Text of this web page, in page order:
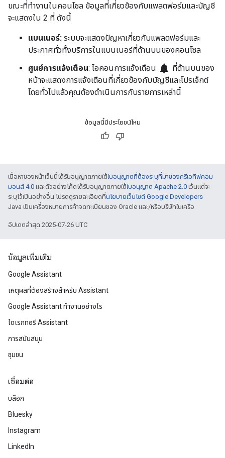
ขณะที่ทำงานในคอนโซล ข้อมูลที่เกี่ยวข้องกับแพลตฟอร์มและบัญชี
จะแสดงใน 2 ที่ ดังนี้
แบนเนอร์: ระบบจะแสดงปัญหาเกี่ยวกับแพลตฟอร์มและ
ประกาศทั่วทั้งบริการในแบนเนอร์ที่ด้านบนของคอนโซล
ศูนย์การแจ้งเตือน: ไอคอนการแจ้งเตือน notifications ที่ด้านบนของ
หน้าจะแสดงการแจ้งเตือนที่เกี่ยวข้องกับบัญชีและโปรเจ็กต์
โดยทั่วไปแล้วคุณต้องดำเนินการกับรายการเหล่านี้
ข้อมูลนี้มีประโยชน์ไหม
เนื้อหาของหน้าเว็บนี้ได้รับอนุญาตภายใต้ใบอนุญาตที่ต้องระบุที่มาของครีเอทีฟคอม
มอนส์ 4.0 และตัวอย่างโค้ดได้รับอนุญาตภายใต้ใบอนุญาต Apache 2.0 เว้นแต่จะ
ระบุไว้เป็นอย่างอื่น โปรดดูรายละเอียดที่นโยบายเว็บไซต์ Google Developers
Java เป็นเครื่องหมายการค้าจดทะเบียนของ Oracle และ/หรือบริษัทในเครือ
อัปเดตล่าสุด 2025-07-26 UTC
ข้อมูลเพิ่มเติม
Google Assistant
เหตุผลที่ต้องสร้างสําหรับ Assistant
Google Assistant ทำงานอย่างไร
ไดเรกทอรี Assistant
การสนับสนุน
ชุมชน
เชื่อมต่อ
บล็อก
Bluesky
Instagram
LinkedIn